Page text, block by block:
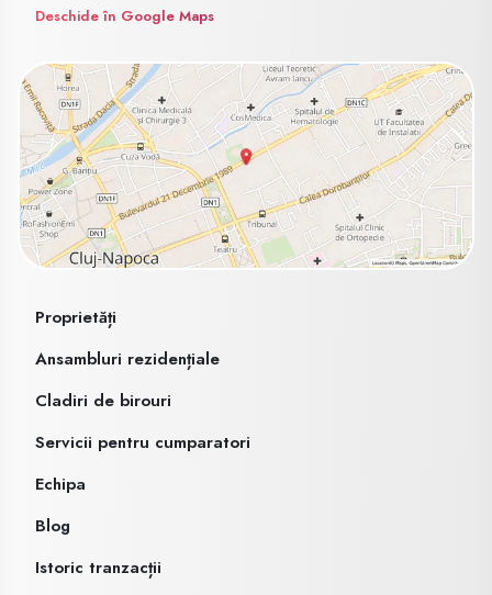
Deschide în Google Maps
Proprietăți
Ansambluri rezidențiale
Cladiri de birouri
Servicii pentru cumparatori
Echipa
Blog
Istoric tranzacții